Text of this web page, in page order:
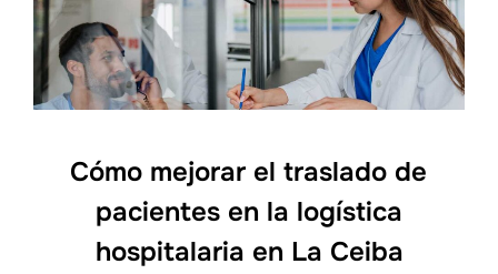
Cómo mejorar el traslado de
pacientes en la logística
hospitalaria en La Ceiba